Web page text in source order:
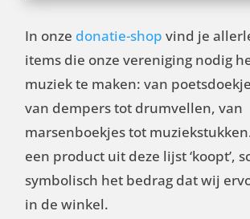
In onze donatie-shop vind je
items die onze vereniging nodig
muziek te maken: van
van dempers tot drumvellen, van
marsenboekjes tot
een product uit deze lijst ‘koopt’,
symbolisch het bedrag dat wij
in de winkel.